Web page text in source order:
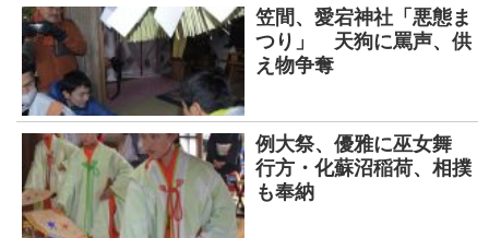
笠間、愛宕神社「悪態ま
つり」 天狗に罵声、供
え物争奪
例大祭、優雅に巫女舞
行方・化蘇沼稲荷、相撲
も奉納